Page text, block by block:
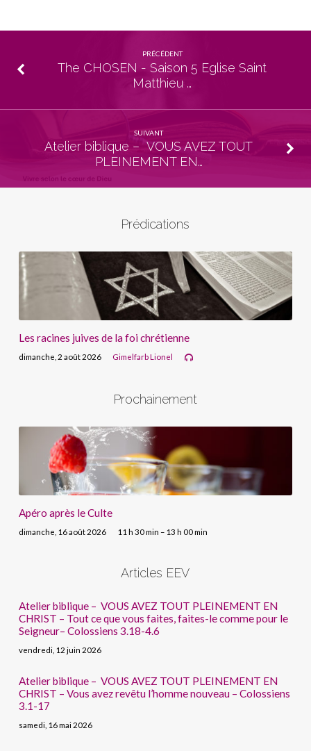
PRÉCÉDENT
The CHOSEN - Saison 5 Eglise Saint
Matthieu …
SUIVANT
Atelier biblique – VOUS AVEZ TOUT
PLEINEMENT EN…
Prédications
Les racines juives de la foi chrétienne
dimanche, 2 août 2026 Gimelfarb Lionel
Prochainement
Apéro après le Culte
dimanche, 16 août 2026 11 h 30 min – 13 h 00 min
Articles EEV
Atelier biblique – VOUS AVEZ TOUT PLEINEMENT EN
CHRIST – Tout ce que vous faites, faites-le comme pour le
Seigneur– Colossiens 3.18-4.6
vendredi, 12 juin 2026
Atelier biblique – VOUS AVEZ TOUT PLEINEMENT EN
CHRIST – Vous avez revêtu l’homme nouveau – Colossiens
3.1-17
samedi, 16 mai 2026